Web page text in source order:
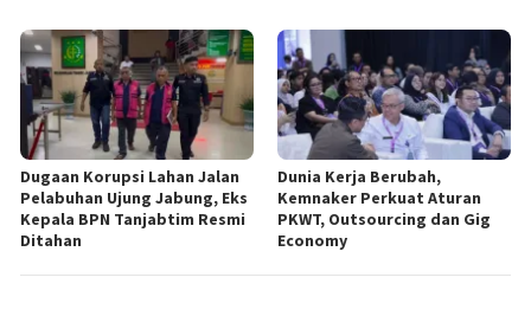
Dugaan Korupsi Lahan Jalan
Pelabuhan Ujung Jabung, Eks
Kepala BPN Tanjabtim Resmi
Ditahan
Dunia Kerja Berubah,
Kemnaker Perkuat Aturan
PKWT, Outsourcing dan Gig
Economy